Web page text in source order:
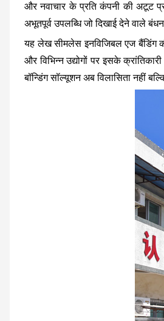
और नवाचार के प्रति कंपनी की अटूट
अभूतपूर्व उपलब्धि जो दिखाई देने वाले
यह लेख सीमलेस इनविजिबल एज बैंडिंग
और विभिन्न उद्योगों पर इसके
बॉन्डिंग सॉल्यूशन अब विलासिता नहीं